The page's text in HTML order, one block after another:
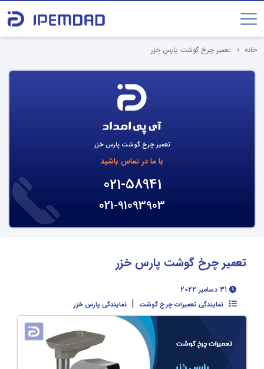
خانه تعمیر چرخ گوشت پارس خزر
تعمیر چرخ گوشت پارس خزر
با ما در تماس باشید
021-58941
021-91093903
تعمیر چرخ گوشت پارس خزر
نمایندگی تعمیرات چرخ گوشت | نمایندگی پارس خزر